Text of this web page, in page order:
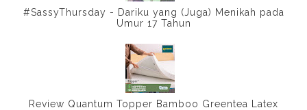
#SassyThursday - Dariku yang (Juga) Menikah pada
Umur 17 Tahun
Review Quantum Topper Bamboo Greentea Latex